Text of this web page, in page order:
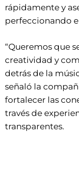
rápidamente y
perfeccionando
“Queremos que
creatividad y
detrás de la
señaló la
fortalecer las
través de
transparentes.